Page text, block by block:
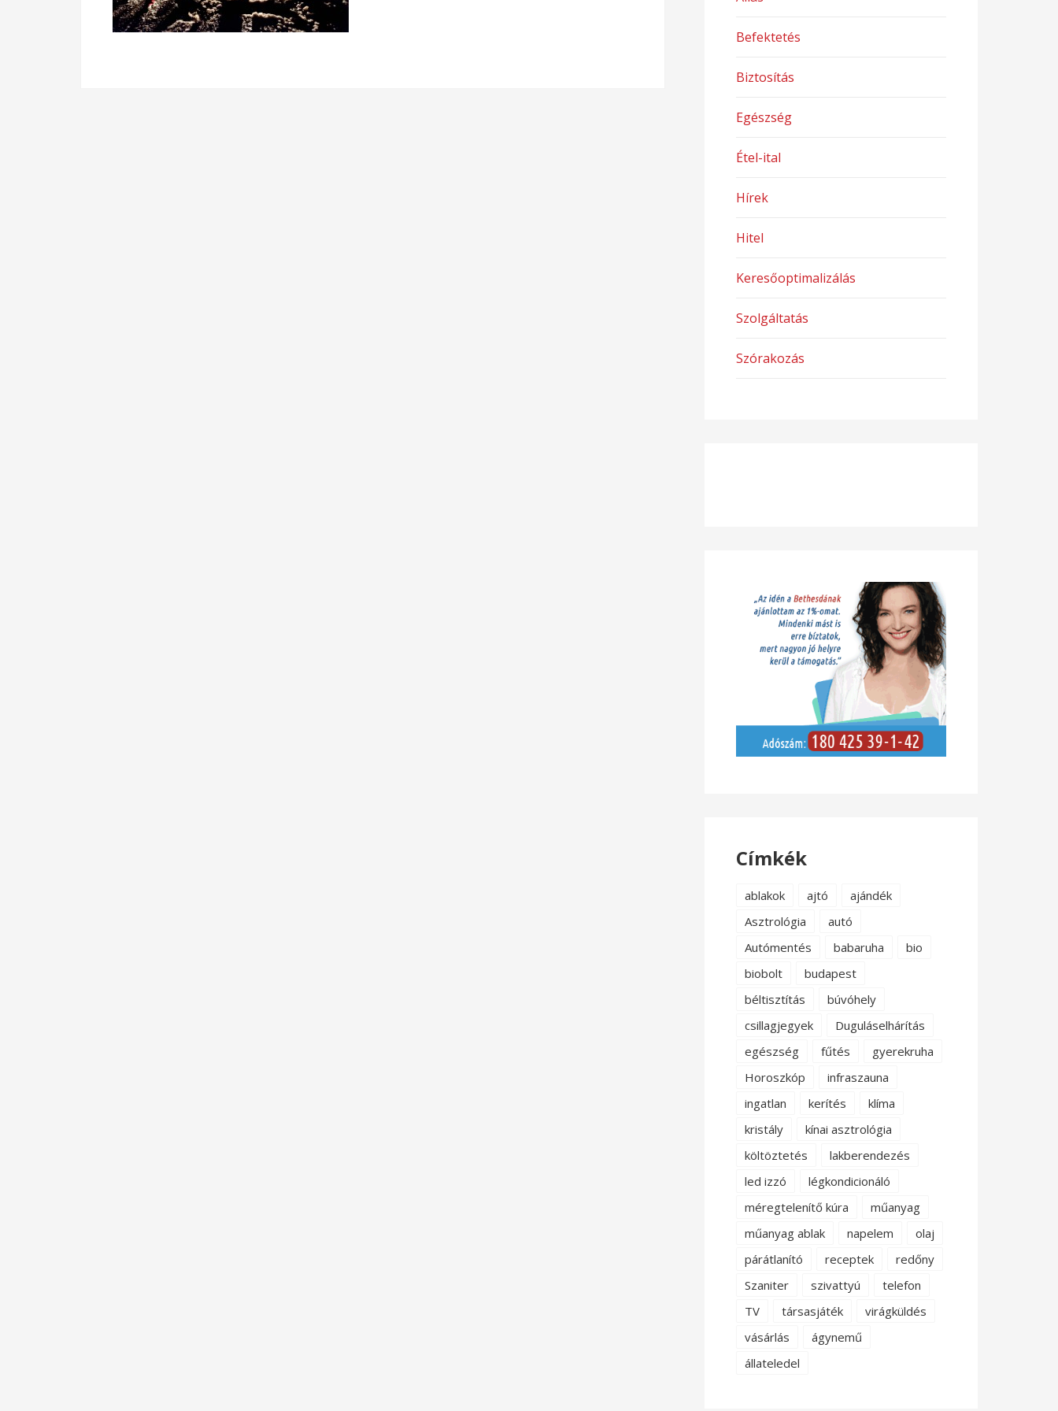
Befektetés
Biztosítás
Egészség
Étel-ital
Hírek
Hitel
Keresőoptimalizálás
Szolgáltatás
Szórakozás
Címkék
ablakok ajtó
ajándék
Asztrológia
autó
Autómentés
babaruha
bio
biobolt
budapest
béltisztítás
búvóhely
csillagjegyek
Duguláselhárítás
egészség
fűtés
gyerekruha
Horoszkóp
infraszauna
ingatlan
kerítés
klíma
kristály
kínai asztrológia
költöztetés
lakberendezés
led izzó
légkondicionáló
méregtelenítő kúra
műanyag
műanyag ablak
napelem
olaj
párátlanító
receptek
redőny
Szaniter
szivattyú
telefon
TV
társasjáték
virágküldés
vásárlás
ágynemű
állateledel